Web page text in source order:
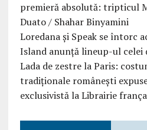
premieră absolută: tripticul
Duato / Shahar Binyamini
Loredana și Speak se întorc
Island anunță lineup-ul celei
Lada de zestre la Paris:
tradiționale românești
exclusivistă la Librairie